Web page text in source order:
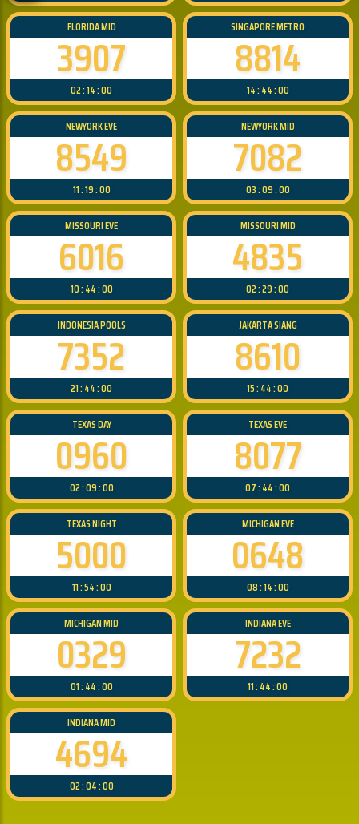
FLORIDA MID
3907
02 : 14 : 00
SINGAPORE METRO
8814
14 : 44 : 00
NEWYORK EVE
8549
11 : 19 : 00
NEWYORK MID
7082
03 : 09 : 00
MISSOURI EVE
6016
10 : 44 : 00
MISSOURI MID
4835
02 : 29 : 00
INDONESIA POOLS
7352
21 : 44 : 00
JAKARTA SIANG
8610
15 : 44 : 00
TEXAS DAY
0960
02 : 09 : 00
TEXAS EVE
8077
07 : 44 : 00
TEXAS NIGHT
5000
11 : 54 : 00
MICHIGAN EVE
0648
08 : 14 : 00
MICHIGAN MID
0329
01 : 44 : 00
INDIANA EVE
7232
11 : 44 : 00
INDIANA MID
4694
02 : 04 : 00